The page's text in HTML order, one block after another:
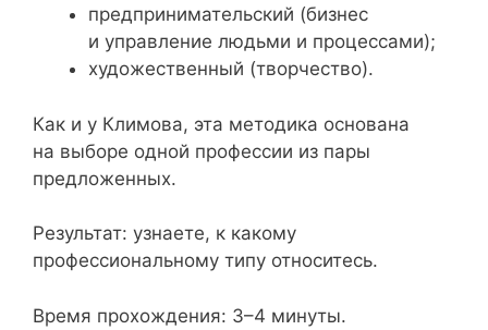
предпринимательский (бизнес
и управление людьми и процессами);
художественный (творчество).
Как и у Климова, эта методика основана
на выборе одной профессии из пары
предложенных.
Результат: узнаете, к какому
профессиональному типу относитесь.
Время прохождения: 3–4 минуты.